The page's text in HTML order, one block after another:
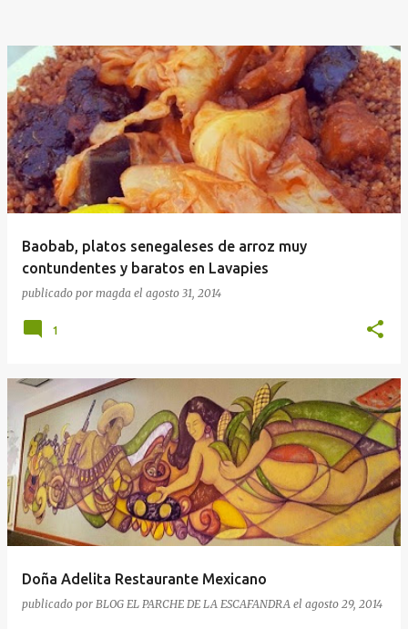
Baobab, platos senegaleses de arroz muy
contundentes y baratos en Lavapies
publicado por magda el agosto 31, 2014
1
Doña Adelita Restaurante Mexicano
publicado por BLOG EL PARCHE DE LA ESCAFANDRA el agosto 29, 2014